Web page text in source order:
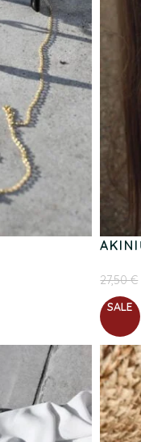
27,50€
SALE